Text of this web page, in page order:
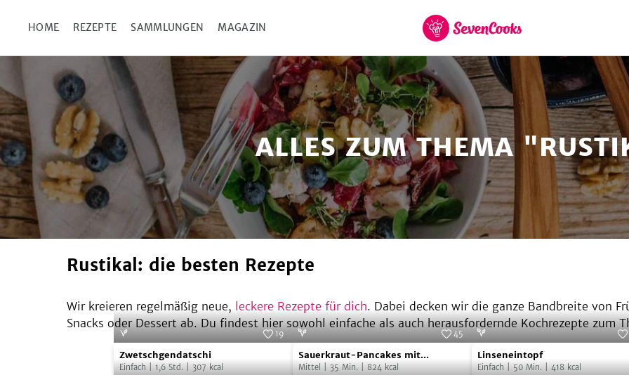
Diese Webseite verwendet Cookies
Details
HOME REZEPTE SAMMLUNGEN MAGAZIN
zur
Startseite
ALLES ZUM THEMA
rustikal: die besten Rezepte
Wir kreieren regelmäßig neue, leckere Rezepte für dich. Dabei decken wir die ganze Bandbreite von
Snacks oder Dessert ab. Du findest hier sowohl einfache als auch herausfordernde Kochrezepte zum
Zwetschgendatschi
19
Zwetschgendatschi
Einfach 1,6 Std. 307 kcal
Sauerkraut-
Pancakes
Nadine Horn & Jörg Mayer
45
Sauerkraut-Pancakes mit
Pilzrahmsauce
Mittel 35 Min. 824 kcal
Linseneintopf
Linseneintopf
Einfach 50 Min. 418 kcal